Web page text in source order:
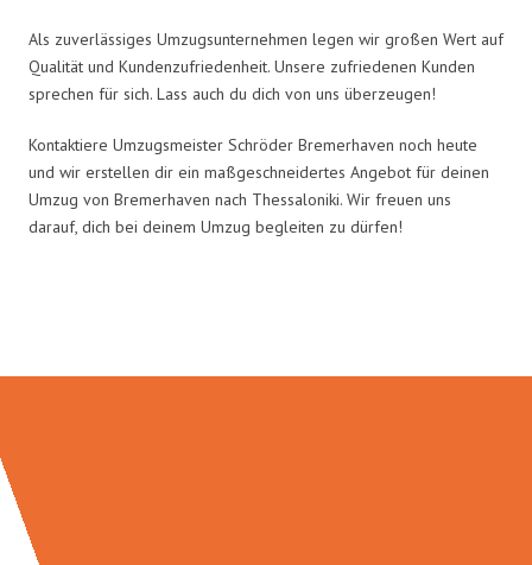
Als zuverlässiges Umzugsunternehmen legen wir großen Wert auf
Qualität und Kundenzufriedenheit. Unsere zufriedenen Kunden
sprechen für sich. Lass auch du dich von uns überzeugen!
Kontaktiere Umzugsmeister Schröder Bremerhaven noch heute
und wir erstellen dir ein maßgeschneidertes Angebot für deinen
Umzug von Bremerhaven nach Thessaloniki. Wir freuen uns
darauf, dich bei deinem Umzug begleiten zu dürfen!